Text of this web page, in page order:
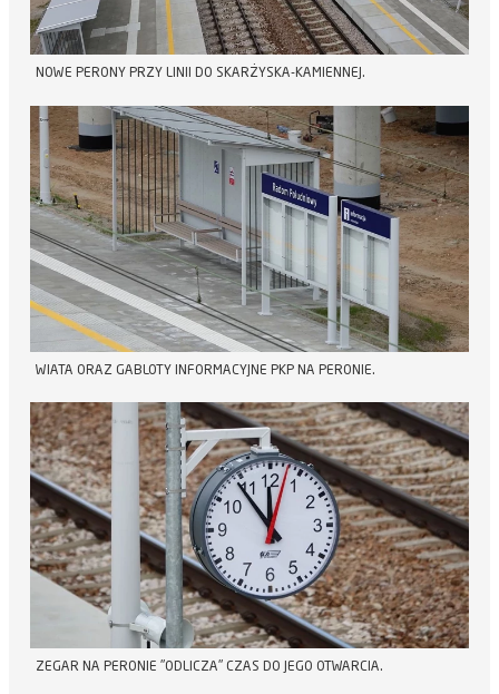
NOWE PERONY PRZY LINII DO SKARŻYSKA-KAMIENNEJ.
WIATA ORAZ GABLOTY INFORMACYJNE PKP NA PERONIE.
ZEGAR NA PERONIE "ODLICZA" CZAS DO JEGO OTWARCIA.